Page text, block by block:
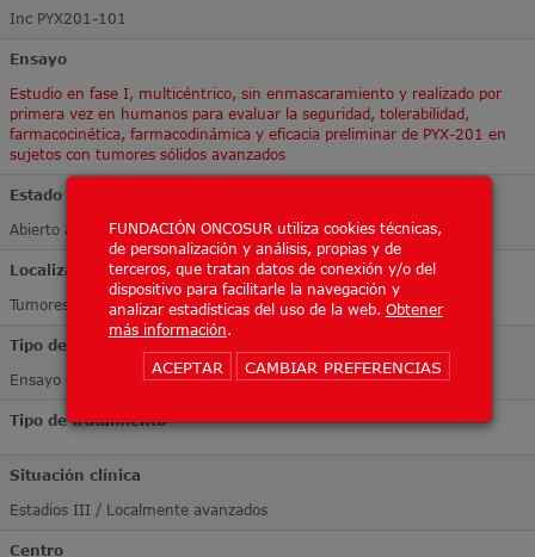
FUNDACIÓN ONCOSUR utiliza cookies técnicas,
de personalización y análisis, propias y de
terceros, que tratan datos de conexión y/o del
dispositivo para facilitarle la navegación y
analizar estadísticas del uso de la web. Obtener
más información
ACEPTAR CAMBIAR PREFERENCIAS
Inc PYX201-101
Ensayo
Estudio en fase I, multicéntrico, sin enmascaramiento y realizado por
primera vez en humanos para evaluar la seguridad, tolerabilidad,
farmacocinética, farmacodinámica y eficacia preliminar de PYX-201 en
sujetos con tumores sólidos avanzados
Estado
Abierto a inclusión
Localización Tumoral
Tumores sólidos
Tipo de ensayo
Ensayo de Fase I
Tipo de tratamiento
Situación clínica
Estadios III / Localmente avanzados
Centro